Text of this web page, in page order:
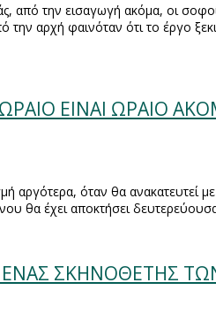
από την εισαγωγή ακόμα, οι
αρχή φαινόταν ότι το έργο
ΩΡΑΙΟ ΕΙΝΑΙ ΩΡΑΙΟ
αργότερα, όταν θα
θα έχει αποκτήσει
ΣΚΗΝΟΘΕΤΗΣ ΤΩΝ